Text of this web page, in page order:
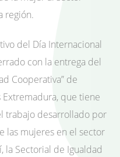
región.
del Día Internacional
con la entrega del
Cooperativa” de
que tiene
trabajo desarrollado por
las mujeres en el sector
la Sectorial de Igualdad